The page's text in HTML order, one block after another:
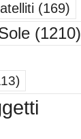
(169)
(1210)